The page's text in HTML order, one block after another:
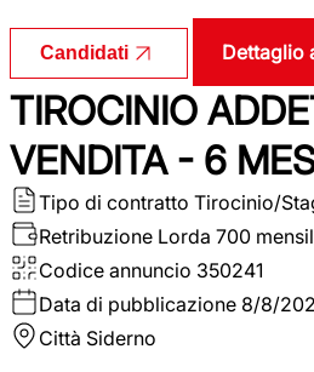
Candidati Dettaglio
TIROCINIO
VENDITA - 6
Tipo di contratto Tirocinio/
Retribuzione Lorda 700
Codice annuncio 350241
Data di pubblicazione 8/8/
Città Siderno